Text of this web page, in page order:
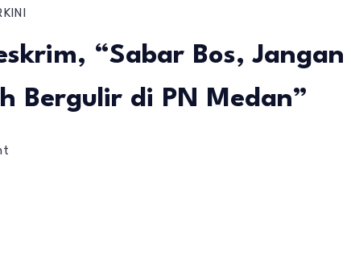
“Sabar Bos, Jangan
Bergulir di PN Medan”
on